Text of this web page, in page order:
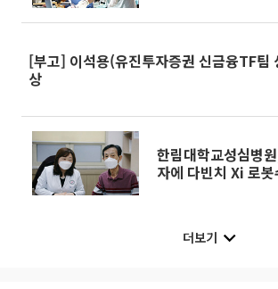
[부고] 이석용(유진투자증권 신금융TF팀
상
한림대학교성심병
자에 다빈치 Xi 로
더보기